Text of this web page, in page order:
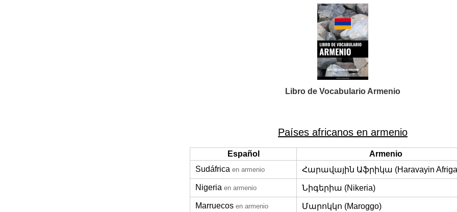
Libro de Vocabulario Armenio
Países africanos en armenio
Español
Armenio
Sudáfrica en armenio Հարավային Աֆրիկա (Haravayin
Nigeria en armenio Նիգերիա (Nikeria)
Marruecos en armenio Մարոկկո (Maroggo)